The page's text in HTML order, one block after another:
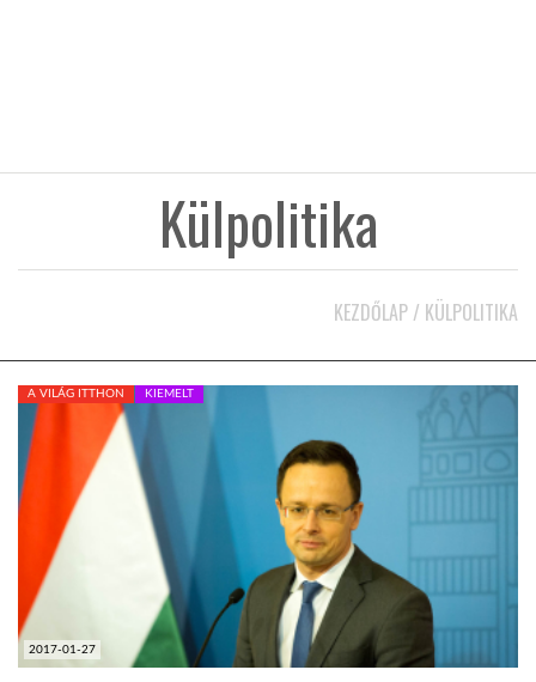
HÍR3D
TROPICALMAGAZIN
GLOBOTV
AFRIKA TUDÁSTÁR
A NAP SZÉPE
Külpolitika
KEZDŐLAP / KÜLPOLITIKA
2017-01-27
A VILÁG ITTHON KIEMELT